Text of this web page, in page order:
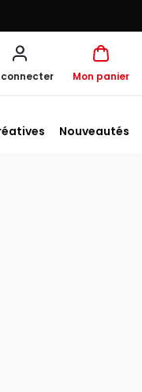
connecter Mon panier
Nouveautés